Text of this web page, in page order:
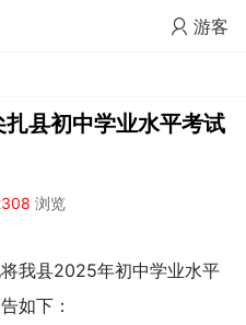
游客
县初中学业水平考试
浏览
我县2025年初中学业水平
如下：